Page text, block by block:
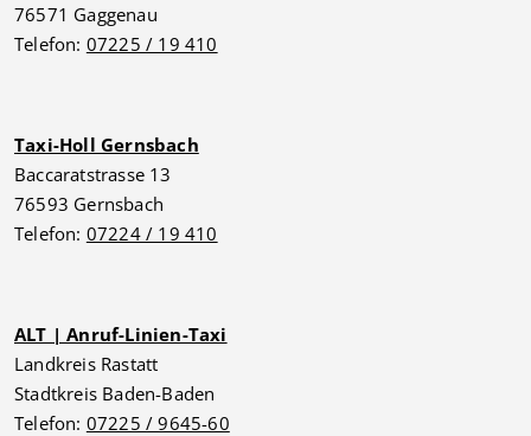
76571 Gaggenau
Telefon: 07225 / 19 410
Taxi-Holl Gernsbach
Baccaratstrasse 13
76593 Gernsbach
Telefon: 07224 / 19 410
ALT | Anruf-Linien-Taxi
Landkreis Rastatt
Stadtkreis Baden-Baden
Telefon: 07225 / 9645-60